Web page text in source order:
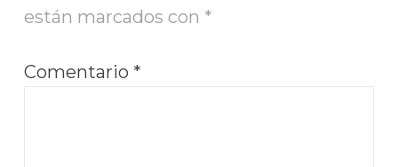
están marcados con *
Comentario *